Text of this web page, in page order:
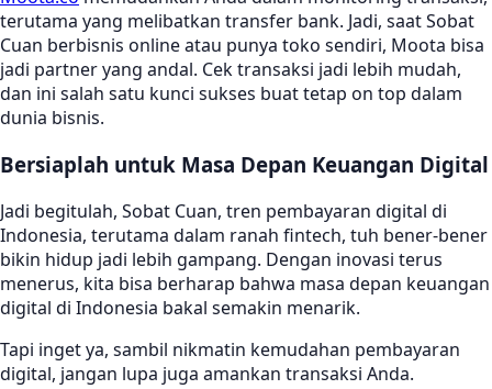
terutama yang melibatkan transfer bank. Jadi, saat Sobat
Cuan berbisnis online atau punya toko sendiri, Moota bisa
jadi partner yang andal. Cek transaksi jadi lebih mudah,
dan ini salah satu kunci sukses buat tetap on top dalam
dunia bisnis.
Bersiaplah untuk Masa Depan Keuangan Digital
Jadi begitulah, Sobat Cuan, tren pembayaran digital di
Indonesia, terutama dalam ranah fintech, tuh bener-bener
bikin hidup jadi lebih gampang. Dengan inovasi terus
menerus, kita bisa berharap bahwa masa depan keuangan
digital di Indonesia bakal semakin menarik.
Tapi inget ya, sambil nikmatin kemudahan pembayaran
digital, jangan lupa juga amankan transaksi Anda.